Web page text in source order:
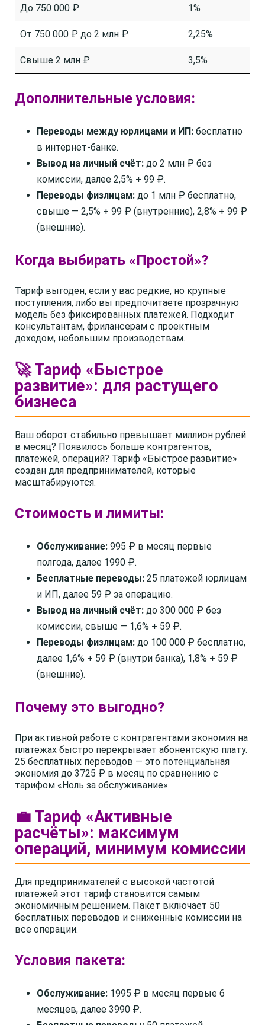
До 750 000 ₽ 1%
От 750 000 ₽ до 2 млн ₽ 2,25%
Свыше 2 млн ₽ 3,5%
Дополнительные условия:
Переводы между юрлицами и ИП: бесплатно
в интернет-банке.
Вывод на личный счёт: до 2 млн ₽ без
комиссии, далее 2,5% + 99 ₽.
Переводы физлицам: до 1 млн ₽ бесплатно,
свыше — 2,5% + 99 ₽ (внутренние), 2,8% + 99 ₽
(внешние).
Когда выбирать «Простой»?
Тариф выгоден, если у вас редкие, но крупные
поступления, либо вы предпочитаете прозрачную
модель без фиксированных платежей. Подходит
консультантам, фрилансерам с проектным
доходом, небольшим производствам.
🚀 Тариф «Быстрое
развитие»: для растущего
бизнеса
Ваш оборот стабильно превышает миллион рублей
в месяц? Появилось больше контрагентов,
платежей, операций? Тариф «Быстрое развитие»
создан для предпринимателей, которые
масштабируются.
Стоимость и лимиты:
Обслуживание: 995 ₽ в месяц первые
полгода, далее 1990 ₽.
Бесплатные переводы: 25 платежей юрлицам
и ИП, далее 59 ₽ за операцию.
Вывод на личный счёт: до 300 000 ₽ без
комиссии, свыше — 1,6% + 59 ₽.
Переводы физлицам: до 100 000 ₽ бесплатно,
далее 1,6% + 59 ₽ (внутри банка), 1,8% + 59 ₽
(внешние).
Почему это выгодно?
При активной работе с контрагентами экономия на
платежах быстро перекрывает абонентскую плату.
25 бесплатных переводов — это потенциальная
экономия до 3725 ₽ в месяц по сравнению с
тарифом «Ноль за обслуживание».
💼 Тариф «Активные
расчёты»: максимум
операций, минимум комиссии
Для предпринимателей с высокой частотой
платежей этот тариф становится самым
экономичным решением. Пакет включает 50
бесплатных переводов и сниженные комиссии на
все операции.
Условия пакета:
Обслуживание: 1995 ₽ в месяц первые 6
месяцев, далее 3990 ₽.